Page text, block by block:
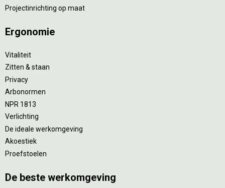
Projectinrichting op maat
Ergonomie
Vitaliteit
Zitten & staan
Privacy
Arbonormen
NPR 1813
Verlichting
De ideale werkomgeving
Akoestiek
Proefstoelen
De beste werkomgeving